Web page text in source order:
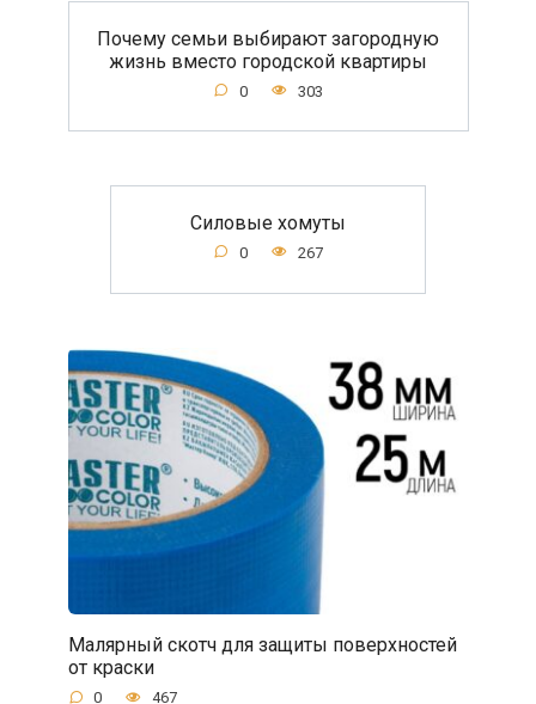
Почему семьи выбирают загородную
жизнь вместо городской квартиры
0 303
Силовые хомуты
0 267
Малярный скотч для защиты поверхностей
от краски
0 467